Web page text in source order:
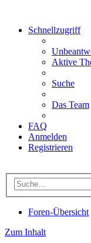
Schnellzugriff
Aktive
Suche
Das Team
FAQ
Anmelden
Registrieren
Foren-Übersicht
Zum Inhalt